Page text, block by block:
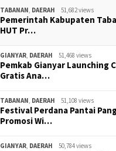
TABANAN, DAERAH 51,682 views
Pemerintah Kabupaten
HUT Pr…
GIANYAR, DAERAH 51,468 views
Pemkab Gianyar Launching
Gratis Ana…
TABANAN, DAERAH 51,108 views
Festival Perdana Pantai
Promosi Wi…
GIANYAR, DAERAH 50,784 views